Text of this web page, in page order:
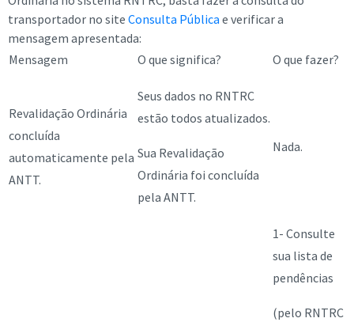
transportador no site Consulta Pública e verificar a
mensagem apresentada:
Mensagem
O que significa? O que fazer?
Revalidação Ordinária
concluída
automaticamente pela
ANTT.
Seus dados no RNTRC
estão todos atualizados.
Sua Revalidação
Ordinária foi concluída
pela ANTT.
Nada.
1- Consulte
sua lista de
pendências
(pelo RNTRC